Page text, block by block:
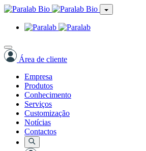
Área de cliente
Empresa
Produtos
Conhecimento
Serviços
Customização
Notícias
Contactos